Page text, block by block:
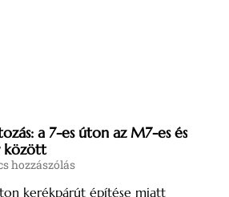
a 7-es úton az M7-es és
között
hozzászólás
kerékpárút építése miatt